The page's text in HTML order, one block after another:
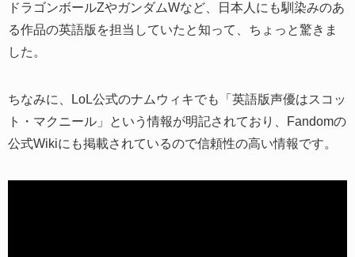
ドラゴンボールZやガンダムWなど、日本人にも馴染みのあ
る作品の英語版を担当していたと知って、ちょっと驚きま
した。
ちなみに、LoL公式のナムウィキでも「英語版声優はスコッ
ト・マクニール」という情報が明記されており、Fandomの
公式Wikiにも掲載されているので信頼性の高い情報です。